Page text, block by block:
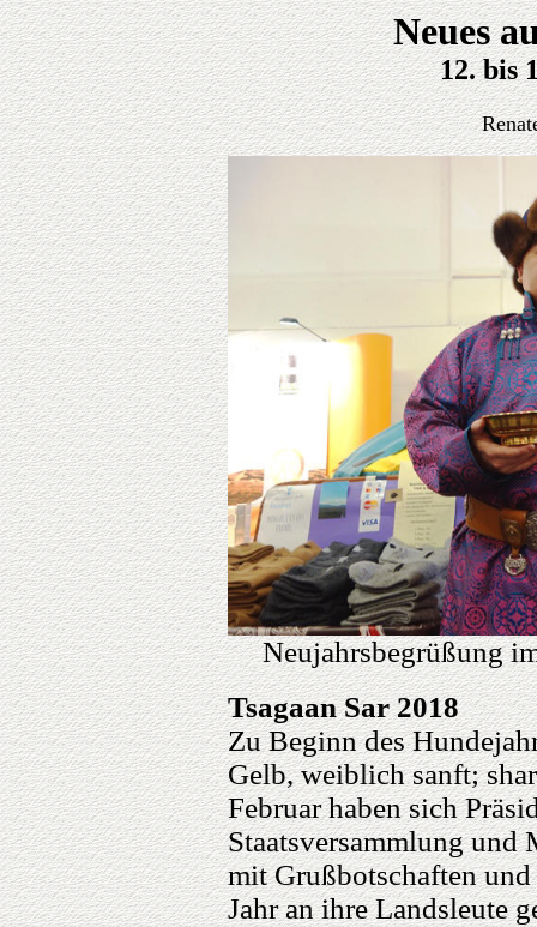
Neues
12. bis
Neujahrsbegrüßung
Tsagaan Sar 2018
Zu Beginn des
Gelb, weiblich sanft;
Februar haben sich
Staatsversammlung und
mit Grußbotschaften
Jahr an ihre Landsleute